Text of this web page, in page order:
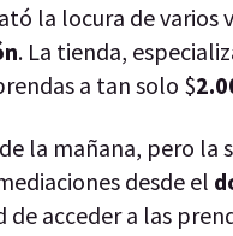
la locura de varios
. La tienda,
a tan solo $
la mañana, pero la
desde el
acceder a las